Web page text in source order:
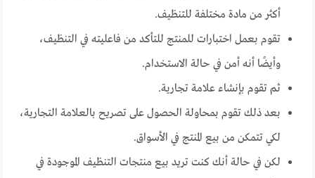
أكثر من مادة مختلفة للتنظيف.
تقوم بعمل اختبارات للمنتج للتأكد من فاعليته في التنظيف،
وأيضًا أنه أمن في حالة الاستخدام.
ثم تقوم بإنشاء علامة تجارية.
بعد ذلك تقوم بمحاولة الحصول على تصريح بالعلامة التجارية،
لكي تتمكن من بيع المنتج في الأسواق.
لكن في حالة أنك كنت تريد بيع منتجات التنظيف الموجودة في